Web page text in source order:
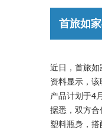
首旅如
近日，首旅
资料显示，
产品计划于4
据悉，双方
塑料瓶身，搭